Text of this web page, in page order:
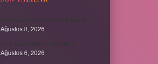
Ağustos 8, 2026
Ağustos 6, 2026